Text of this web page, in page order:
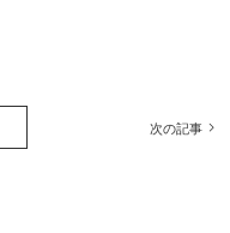
次の記事